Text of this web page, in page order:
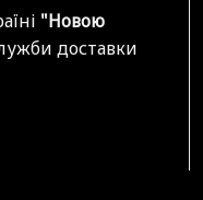
"Новою
доставки